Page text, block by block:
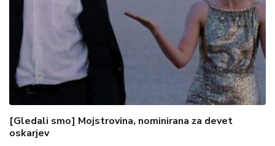
[Gledali smo] Mojstrovina, nominirana za devet
oskarjev